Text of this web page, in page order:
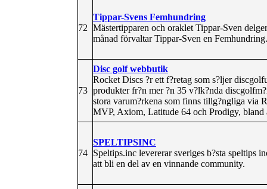
72
Tippar-Svens Femhundring
Mästertipparen och oraklet Tippar-Sven
månad förvaltar Tippar-Sven en
73
Disc golf webbutik
Rocket Discs ?r ett f?retag som s?ljer
produkter fr?n mer ?n 35 v?lk?nda
stora varum?rkena som finns tillg?ngliga via
MVP, Axiom, Latitude 64 och Prodigy, bland
74
SPELTIPSINC
Speltips.inc levererar sveriges b?sta speltips
att bli en del av en vinnande community.